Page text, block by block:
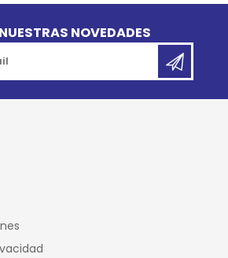
NOVEDADES